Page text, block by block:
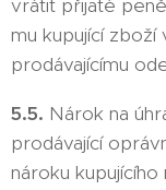
vrátit přijaté
mu kupující
prodávajícímu
5.5. Nárok na
prodávající
nároku kupujícího